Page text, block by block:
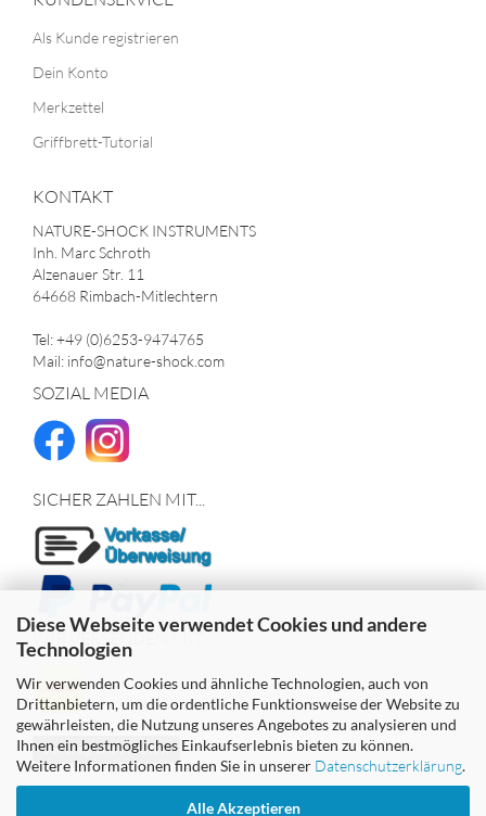
Diese Webseite verwendet Cookies und andere
Technologien
Wir verwenden Cookies und ähnliche Technologien, auch von
Drittanbietern, um die ordentliche Funktionsweise der Website zu
gewährleisten, die Nutzung unseres Angebotes zu analysieren und
Ihnen ein bestmögliches Einkaufserlebnis bieten zu können.
Weitere Informationen finden Sie in unserer Datenschutzerklärung.
Alle Akzeptieren
Als Kunde registrieren
Dein Konto
Merkzettel
Griffbrett-Tutorial
KONTAKT
NATURE-SHOCK INSTRUMENTS
Inh. Marc Schroth
Alzenauer Str. 11
64668 Rimbach-Mitlechtern
Tel: +49 (0)6253-9474765
Mail: info@nature-shock.com
SOZIAL MEDIA
SICHER ZAHLEN MIT...
WIR VERSENDEN MIT
Vertrag widerrufen